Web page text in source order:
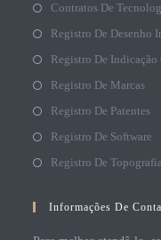
Contratos De
Registro De Desenho
Registro De Indicação
Registro De Marcas
Registro De Patentes
Registro De Software
Registro De
Informações De